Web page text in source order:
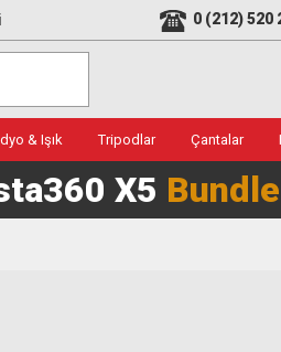
0 (212) 520
& Işık Tripodlar Çantalar
X5